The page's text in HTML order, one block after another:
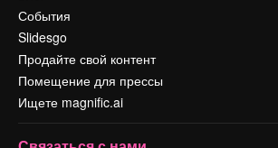
События
Slidesgo
Продайте свой контент
Помещение для прессы
Ищете magnific.ai